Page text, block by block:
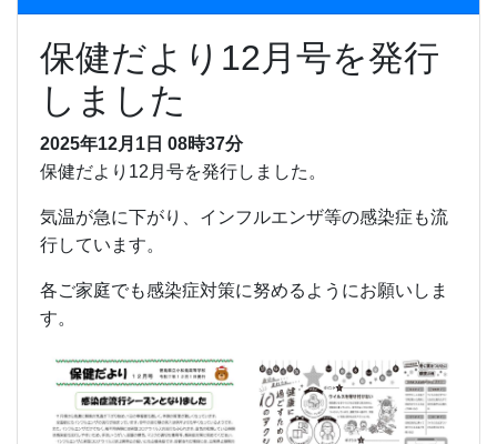
保健だより12月号を発行
しました
2025年12月1日 08時37分
保健だより12月号を発行しました。
気温が急に下がり、インフルエンザ等の感染症も流
行しています。
各ご家庭でも感染症対策に努めるようにお願いしま
す。